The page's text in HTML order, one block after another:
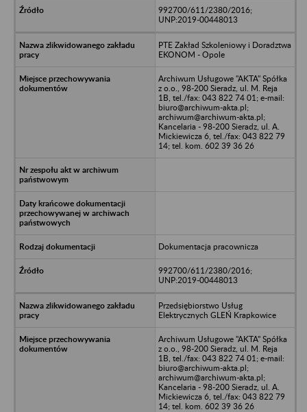
992700/611/2380/2016;
UNP:2019-00448013
PTE Zakład Szkoleniowy i Doradztwa
EKONOM - Opole
Archiwum Usługowe "AKTA" Spółka
z o.o., 98-200 Sieradz, ul. M. Reja
1B, tel./fax: 043 822 74 01; e-mail:
biuro@archiwum-akta.pl;
archiwum@archiwum-akta.pl;
Kancelaria - 98-200 Sieradz, ul. A.
Mickiewicza 6, tel./fax: 043 822 79
14; tel. kom. 602 39 36 26
Dokumentacja pracownicza
992700/611/2380/2016;
UNP:2019-00448013
Przedsiębiorstwo Usług
Elektrycznych GLEŃ Krapkowice
Archiwum Usługowe "AKTA" Spółka
z o.o., 98-200 Sieradz, ul. M. Reja
1B, tel./fax: 043 822 74 01; e-mail:
biuro@archiwum-akta.pl;
archiwum@archiwum-akta.pl;
Kancelaria - 98-200 Sieradz, ul. A.
Mickiewicza 6, tel./fax: 043 822 79
14; tel. kom. 602 39 36 26